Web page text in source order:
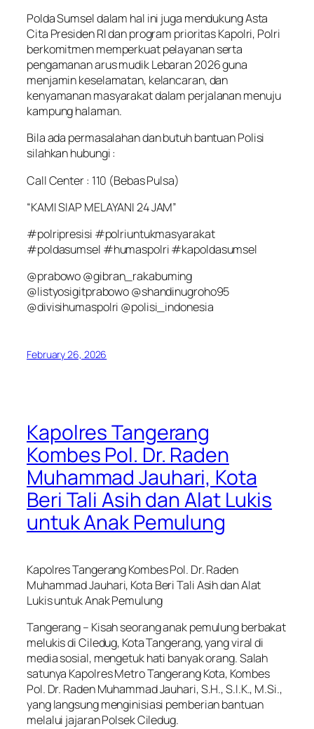
Polda Sumsel dalam hal ini juga mendukung Asta
Cita Presiden RI dan program prioritas Kapolri, Polri
berkomitmen memperkuat pelayanan serta
pengamanan arus mudik Lebaran 2026 guna
menjamin keselamatan, kelancaran, dan
kenyamanan masyarakat dalam perjalanan menuju
kampung halaman.
Bila ada permasalahan dan butuh bantuan Polisi
silahkan hubungi :
Call Center : 110 (Bebas Pulsa)
“KAMI SIAP MELAYANI 24 JAM”
#polripresisi #polriuntukmasyarakat
#poldasumsel #humaspolri #kapoldasumsel
@prabowo @gibran_rakabuming
@listyosigitprabowo @shandinugroho95
@divisihumaspolri @polisi_indonesia
February 26, 2026
Kapolres Tangerang
Kombes Pol. Dr. Raden
Muhammad Jauhari, Kota
Beri Tali Asih dan Alat Lukis
untuk Anak Pemulung
Kapolres Tangerang Kombes Pol. Dr. Raden
Muhammad Jauhari, Kota Beri Tali Asih dan Alat
Lukis untuk Anak Pemulung
Tangerang – Kisah seorang anak pemulung berbakat
melukis di Ciledug, Kota Tangerang, yang viral di
media sosial, mengetuk hati banyak orang. Salah
satunya Kapolres Metro Tangerang Kota, Kombes
Pol. Dr. Raden Muhammad Jauhari, S.H., S.I.K., M.Si.,
yang langsung menginisiasi pemberian bantuan
melalui jajaran Polsek Ciledug.